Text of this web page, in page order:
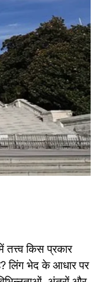
किस प्रकार
लिंग भेद के आधार पर